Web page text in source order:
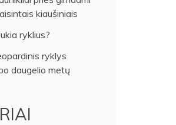
kiaušiniais
ryklius?
ryklys
daugelio metų